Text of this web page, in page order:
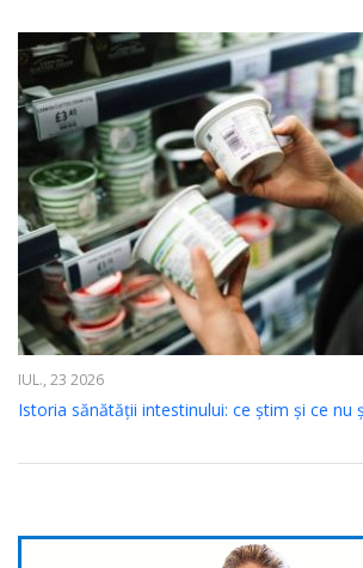
IUL., 23 2026
Istoria sănătății intestinului: ce știm și ce nu